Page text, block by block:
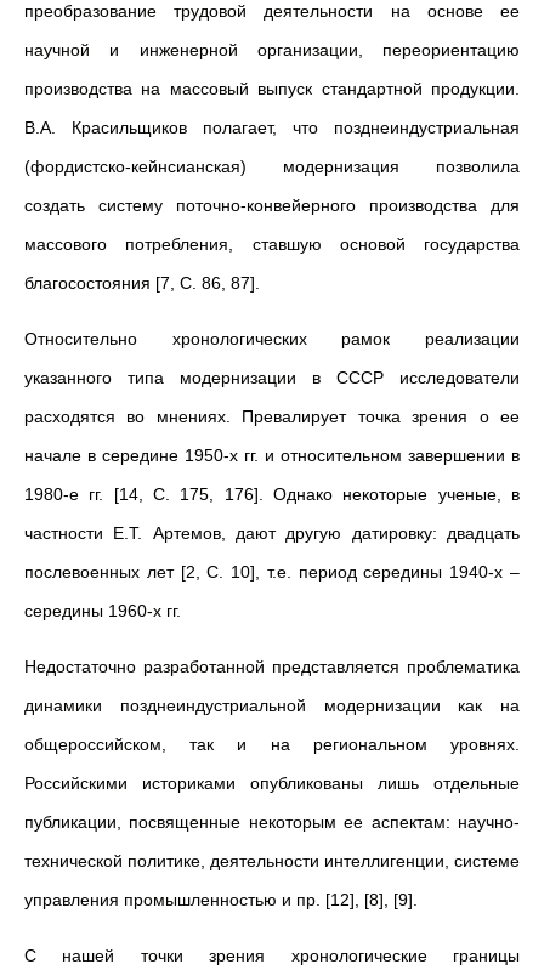
преобразование трудовой деятельности на основе ее
научной и инженерной организации, переориентацию
производства на массовый выпуск стандартной продукции.
В.А. Красильщиков полагает, что позднеиндустриальная
(фордистско-кейнсианская) модернизация позволила
создать систему поточно-конвейерного производства для
массового потребления, ставшую основой государства
благосостояния [7, С. 86, 87].
Относительно хронологических рамок реализации
указанного типа модернизации в СССР исследователи
расходятся во мнениях. Превалирует точка зрения о ее
начале в середине 1950-х гг. и относительном завершении в
1980-е гг. [14, С. 175, 176]. Однако некоторые ученые, в
частности Е.Т. Артемов, дают другую датировку: двадцать
послевоенных лет [2, С. 10], т.е. период середины 1940-х –
середины 1960-х гг.
Недостаточно разработанной представляется проблематика
динамики позднеиндустриальной модернизации как на
общероссийском, так и на региональном уровнях.
Российскими историками опубликованы лишь отдельные
публикации, посвященные некоторым ее аспектам: научно-
технической политике, деятельности интеллигенции, системе
управления промышленностью и пр. [12], [8], [9].
С нашей точки зрения хронологические границы